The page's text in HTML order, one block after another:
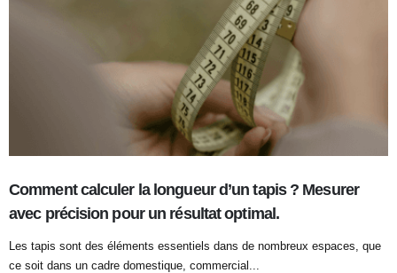
Comment calculer la longueur d’un tapis ? Mesurer
avec précision pour un résultat optimal.
Les tapis sont des éléments essentiels dans de nombreux espaces, que
ce soit dans un cadre domestique, commercial...